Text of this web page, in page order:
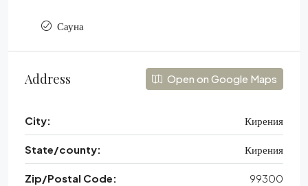
Сауна
Address Open on Google Maps
City: Кирения
State/county: Кирения
Zip/Postal Code: 99300